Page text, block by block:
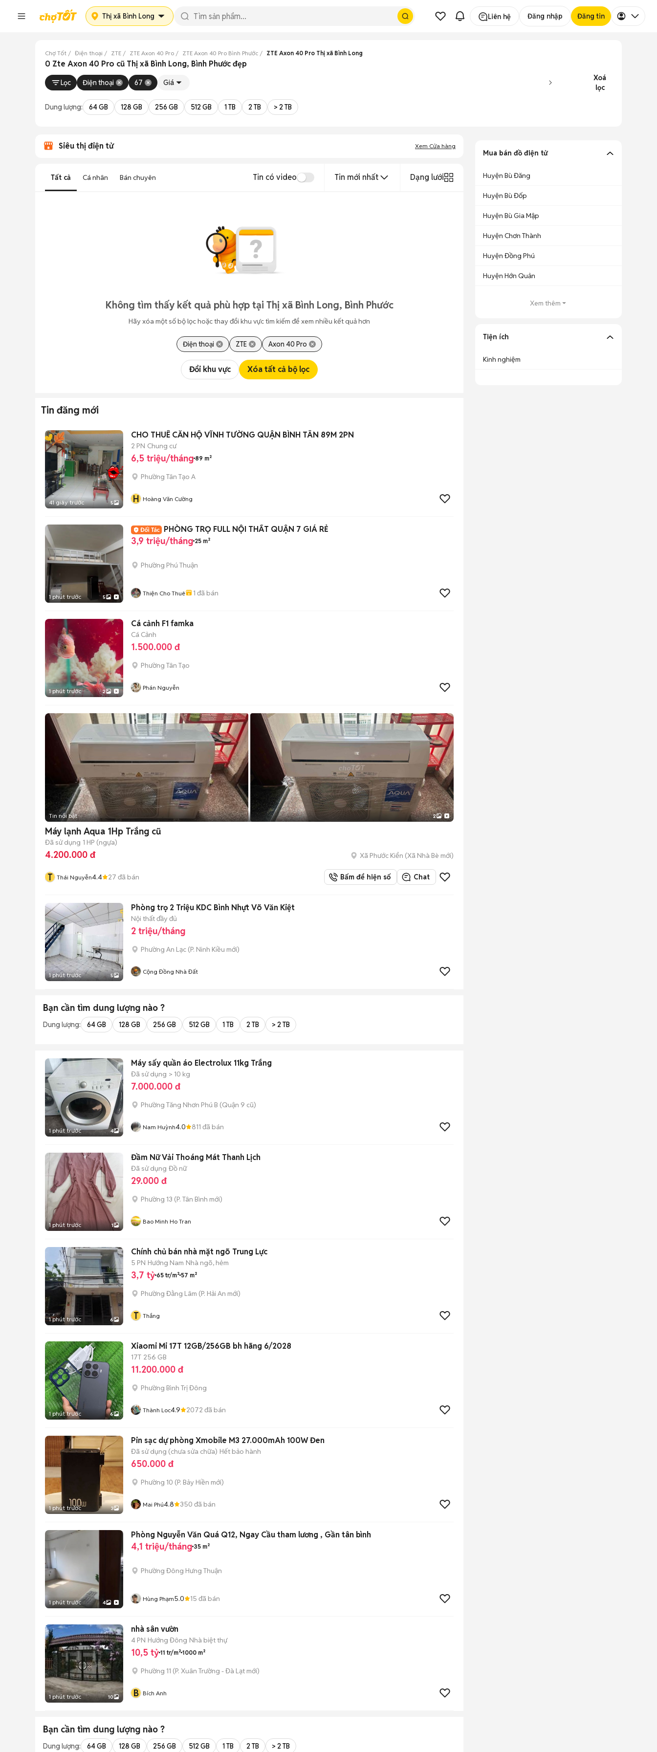
Thị xã Bình Long Liên hệ Đăng nhập Đăng tin
Chợ Tốt Điện thoại ZTE ZTE Axon 40 Pro ZTE Axon 40 Pro Bình Phước ZTE Axon 40 Pro Thị xã Bình Long
0 Zte Axon 40 Pro cũ Thị xã Bình Long, Bình Phước đẹp
Lọc Điện thoại 67 Giá
Xoá
lọc
Dung lượng: 64 GB 128 GB 256 GB 512 GB 1 TB 2 TB > 2 TB
Siêu thị điện tử Xem Cửa hàng
Tất cả Cá nhân Bán chuyên Tin có video Tin mới nhất Dạng lưới
Không tìm thấy kết quả phù hợp tại Thị xã Bình Long, Bình Phước
Hãy xóa một số bộ lọc hoặc thay đổi khu vực tìm kiếm để xem nhiều kết quả hơn
Điện thoại ZTE Axon 40 Pro
Đổi khu vực Xóa tất cả bộ lọc
Tin đăng mới
41 giây trước 5
CHO THUÊ CĂN HỘ VĨNH TƯỜNG QUẬN BÌNH TÂN 89M 2PN
2 PN Chung cư
6,5 triệu/tháng 89 m²
Phường Tân Tạo A
H Hoàng Văn Cường
1 phút trước 5
PHÒNG TRỌ FULL NỘI THẤT QUẬN 7 GIÁ RẺ
3,9 triệu/tháng 25 m²
Phường Phú Thuận
Thiện Cho Thuê 1 đã bán
1 phút trước 2
Cá cảnh F1 famka
Cá Cảnh
1.500.000 đ
Phường Tân Tạo
Phán Nguyễn
Tin nổi bật 2
Máy lạnh Aqua 1Hp Trắng cũ
Đã sử dụng 1 HP (ngựa)
4.200.000 đ Xã Phước Kiển (Xã Nhà Bè mới)
T Thái Nguyễn4.4 27 đã bán Bấm để hiện số Chat
1 phút trước 5
Phòng trọ 2 Triệu KDC Bình Nhựt Võ Văn Kiệt
Nội thất đầy đủ
2 triệu/tháng
Phường An Lạc (P. Ninh Kiều mới)
Cộng Đồng Nhà Đất
Bạn cần tìm dung lượng nào ?
Dung lượng: 64 GB 128 GB 256 GB 512 GB 1 TB 2 TB > 2 TB
1 phút trước 4
Máy sấy quần áo Electrolux 11kg Trắng
Đã sử dụng > 10 kg
7.000.000 đ
Phường Tăng Nhơn Phú B (Quận 9 cũ)
Nam Huỳnh4.0 811 đã bán
1 phút trước 1
Đầm Nữ Vải Thoáng Mát Thanh Lịch
Đã sử dụng Đồ nữ
29.000 đ
Phường 13 (P. Tân Bình mới)
Bao Minh Ho Tran
1 phút trước 6
Chính chủ bán nhà mặt ngõ Trung Lực
5 PN Hướng Nam Nhà ngõ, hẻm
3,7 tỷ 65 tr/m² 57 m²
Phường Đằng Lâm (P. Hải An mới)
T Thắng
1 phút trước 6
Xiaomi Mi 17T 12GB/256GB bh hãng 6/2028
17T 256 GB
11.200.000 đ
Phường Bình Trị Đông
Thành Loc4.9 2072 đã bán
1 phút trước 3
Pin sạc dự phòng Xmobile M3 27.000mAh 100W Đen
Đã sử dụng (chưa sửa chữa) Hết bảo hành
650.000 đ
Phường 10 (P. Bảy Hiền mới)
Mai Phú4.8 350 đã bán
1 phút trước 4
Phòng Nguyễn Văn Quá Q12, Ngay Cầu tham lương , Gần tân bình
4,1 triệu/tháng 35 m²
Phường Đông Hưng Thuận
Hùng Phạm5.0 15 đã bán
1 phút trước 10
nhà sân vườn
4 PN Hướng Đông Nhà biệt thự
10,5 tỷ 11 tr/m² 1000 m²
Phường 11 (P. Xuân Trường - Đà Lạt mới)
B Bích Anh
Bạn cần tìm dung lượng nào ?
Dung lượng: 64 GB 128 GB 256 GB 512 GB 1 TB 2 TB > 2 TB
Mua bán đồ điện tử
Huyện Bù Đăng
Huyện Bù Đốp
Huyện Bù Gia Mập
Huyện Chơn Thành
Huyện Đồng Phú
Huyện Hớn Quản
Xem thêm
Tiện ích
Kinh nghiệm